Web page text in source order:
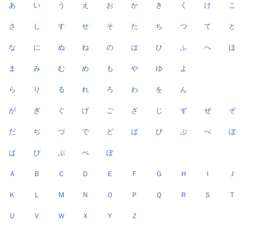
あ い う え お か き く け こ
さ し す せ そ た ち つ て と
な に ぬ ね の は ひ ふ へ ほ
ま み む め も や ゆ よ
ら り る れ ろ わ を ん
が ぎ ぐ げ ご ざ じ ず ぜ ぞ
だ ぢ づ で ど ば び ぶ べ ぼ
ぱ ぴ ぷ ぺ ぽ
Ａ Ｂ Ｃ Ｄ Ｅ Ｆ Ｇ Ｈ Ｉ Ｊ
Ｋ Ｌ Ｍ Ｎ Ｏ Ｐ Ｑ Ｒ Ｓ Ｔ
Ｕ Ｖ Ｗ Ｘ Ｙ Ｚ